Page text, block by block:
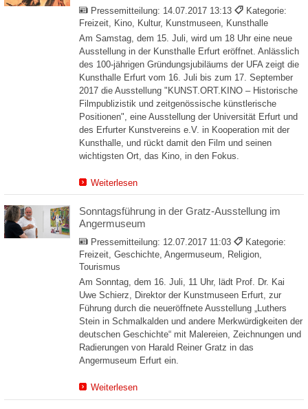
Pressemitteilung: 14.07.2017 13:13
Kategorie:
Freizeit, Kino, Kultur, Kunstmuseen, Kunsthalle
Am Samstag, dem 15. Juli, wird um 18 Uhr eine neue
Ausstellung in der Kunsthalle Erfurt eröffnet. Anlässlich
des 100-jährigen Gründungsjubiläums der UFA zeigt die
Kunsthalle Erfurt vom 16. Juli bis zum 17. September
2017 die Ausstellung "KUNST.ORT.KINO – Historische
Filmpublizistik und zeitgenössische künstlerische
Positionen", eine Ausstellung der Universität Erfurt und
des Erfurter Kunstvereins e.V. in Kooperation mit der
Kunsthalle, und rückt damit den Film und seinen
wichtigsten Ort, das Kino, in den Fokus.
Weiterlesen
Sonntagsführung in der Gratz-Ausstellung im
Angermuseum
Pressemitteilung: 12.07.2017 11:03
Kategorie:
Freizeit, Geschichte, Angermuseum, Religion,
Tourismus
Am Sonntag, dem 16. Juli, 11 Uhr, lädt Prof. Dr. Kai
Uwe Schierz, Direktor der Kunstmuseen Erfurt, zur
Führung durch die neueröffnete Ausstellung „Luthers
Stein in Schmalkalden und andere Merkwürdigkeiten der
deutschen Geschichte“ mit Malereien, Zeichnungen und
Radierungen von Harald Reiner Gratz in das
Angermuseum Erfurt ein.
Weiterlesen